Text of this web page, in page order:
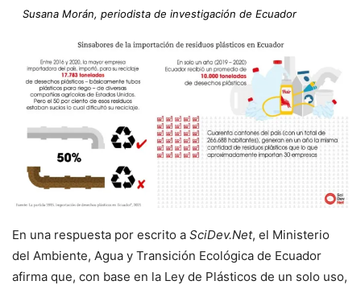
Susana Morán, periodista de investigación de Ecuador
En una respuesta por escrito a SciDev.Net, el Ministerio
del Ambiente, Agua y Transición Ecológica de Ecuador
afirma que, con base en la Ley de Plásticos de un solo uso,